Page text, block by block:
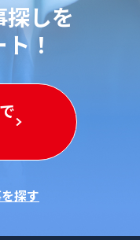
しを
！
探す